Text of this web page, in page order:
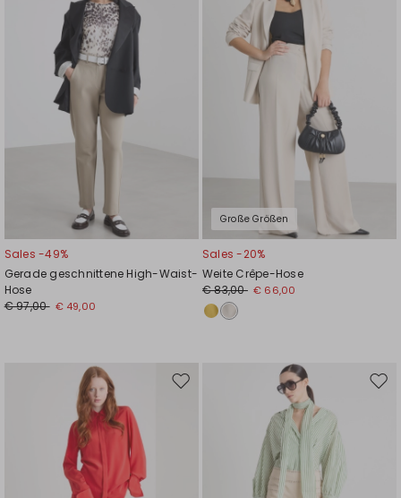
Sales -49%
Gerade geschnittene High-Waist-
Hose
€ 97,00 € 49,00
Große Größen
Sales -20%
Weite Crêpe-Hose
€ 83,00 € 66,00
Auf
Auf